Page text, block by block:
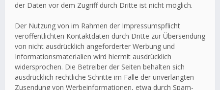
der Daten vor dem Zugriff durch Dritte ist nicht möglich.
Der Nutzung von im Rahmen der Impressumspflicht
veröffentlichten Kontaktdaten durch Dritte zur Übersendung
von nicht ausdrücklich angeforderter Werbung und
Informationsmaterialien wird hiermit ausdrücklich
widersprochen. Die Betreiber der Seiten behalten sich
ausdrücklich rechtliche Schritte im Falle der unverlangten
Zusendung von Werbeinformationen, etwa durch Spam-